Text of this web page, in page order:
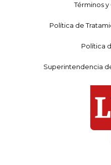
Términos
Política de
Política
Superintendencia